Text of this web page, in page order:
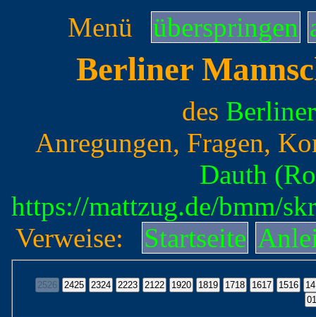
Menü überspringen
Berliner
des
Anregungen, Fragen,
Dauth
https://mattzug.de/bmm/
Verweise:
Startseite